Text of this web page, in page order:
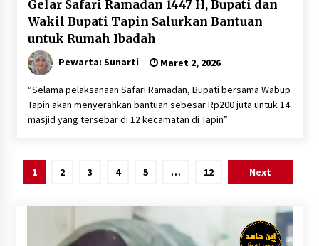
Gelar Safari Ramadan 1447 H, Bupati dan
Wakil Bupati Tapin Salurkan Bantuan
untuk Rumah Ibadah
Pewarta: Sunarti Maret 2, 2026
“Selama pelaksanaan Safari Ramadan, Bupati bersama Wabup
Tapin akan menyerahkan bantuan sebesar Rp200 juta untuk 14
masjid yang tersebar di 12 kecamatan di Tapin”
Paginasi
1 2 3 4 5 … 12 Next